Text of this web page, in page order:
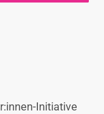
Initiative